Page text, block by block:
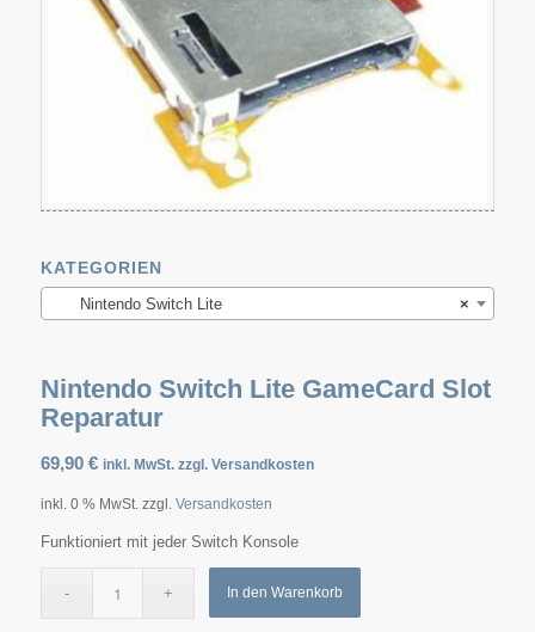
KATEGORIEN
×
Nintendo Switch Lite
Nintendo Switch Lite GameCard Slot
Reparatur
69,90 € inkl. MwSt. zzgl. Versandkosten
inkl. 0 % MwSt. zzgl. Versandkosten
Funktioniert mit jeder Switch Konsole
In den Warenkorb